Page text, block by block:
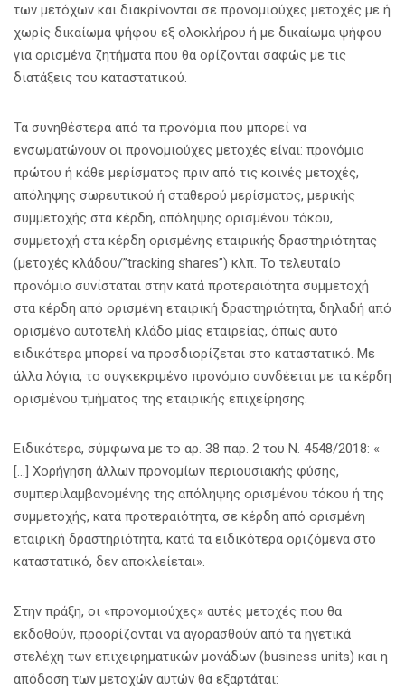
των μετόχων και διακρίνονται σε προνομιούχες μετοχές με ή
χωρίς δικαίωμα ψήφου εξ ολοκλήρου ή με δικαίωμα ψήφου
για ορισμένα ζητήματα που θα ορίζονται σαφώς με τις
διατάξεις του καταστατικού.
Τα συνηθέστερα από τα προνόμια που μπορεί να
ενσωματώνουν οι προνομιούχες μετοχές είναι: προνόμιο
πρώτου ή κάθε μερίσματος πριν από τις κοινές μετοχές,
απόληψης σωρευτικού ή σταθερού μερίσματος, μερικής
συμμετοχής στα κέρδη, απόληψης ορισμένου τόκου,
συμμετοχή στα κέρδη ορισμένης εταιρικής δραστηριότητας
(μετοχές κλάδου/”tracking shares”) κλπ. Το τελευταίο
προνόμιο συνίσταται στην κατά προτεραιότητα συμμετοχή
στα κέρδη από ορισμένη εταιρική δραστηριότητα, δηλαδή από
ορισμένο αυτοτελή κλάδο μίας εταιρείας, όπως αυτό
ειδικότερα μπορεί να προσδιορίζεται στο καταστατικό. Με
άλλα λόγια, το συγκεκριμένο προνόμιο συνδέεται με τα κέρδη
ορισμένου τμήματος της εταιρικής επιχείρησης.
Ειδικότερα, σύμφωνα με το αρ. 38 παρ. 2 του Ν. 4548/2018: «
[…] Χορήγηση άλλων προνομίων περιουσιακής φύσης,
συμπεριλαμβανομένης της απόληψης ορισμένου τόκου ή της
συμμετοχής, κατά προτεραιότητα, σε κέρδη από ορισμένη
εταιρική δραστηριότητα, κατά τα ειδικότερα οριζόμενα στο
καταστατικό, δεν αποκλείεται».
Στην πράξη, οι «προνομιούχες» αυτές μετοχές που θα
εκδοθούν, προορίζονται να αγορασθούν από τα ηγετικά
στελέχη των επιχειρηματικών μονάδων (business units) και η
απόδοση των μετοχών αυτών θα εξαρτάται: